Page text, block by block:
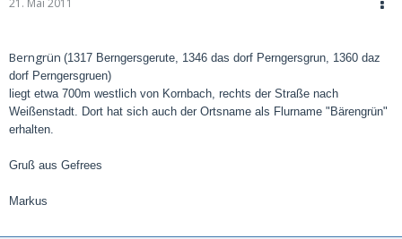
21. Mai 2011
Berngrün (1317 Berngersgerute, 1346 das dorf Perngersgrun, 1360 daz
dorf Perngersgruen)
liegt etwa 700m westlich von Kornbach, rechts der Straße nach
Weißenstadt. Dort hat sich auch der Ortsname als Flurname "Bärengrün"
erhalten.
Gruß aus Gefrees
Markus